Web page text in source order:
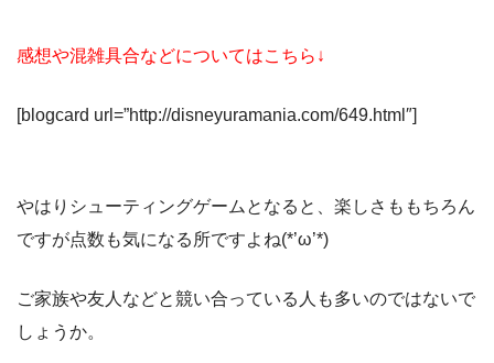
感想や混雑具合などについてはこちら↓
[blogcard url=”http://disneyuramania.com/649.html″]
やはりシューティングゲームとなると、楽しさももちろん
ですが点数も気になる所ですよね(*’ω’*)
ご家族や友人などと競い合っている人も多いのではないで
しょうか。